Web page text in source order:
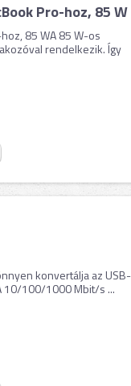
Pro-hoz, 85 W
85 WA 85 W-os
rendelkezik. Így
konvertálja az USB-
10/100/1000 Mbit/s ...